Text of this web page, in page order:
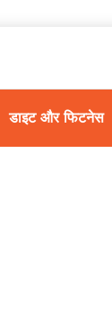
डाइट और फिटनेस